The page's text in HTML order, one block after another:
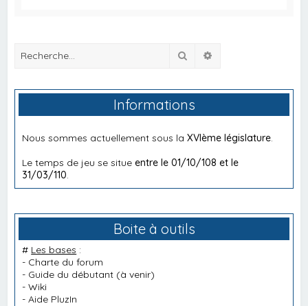
Rechercher
Informations
Nous sommes actuellement sous laXVIème législature
Le temps de jeu se situeentre le 01/10/108 et le
31/03/110
Boite à outils
# Les bases :
- Charte du forum
- Guide du débutant (à venir)
-Wiki
-Aide PluzIn